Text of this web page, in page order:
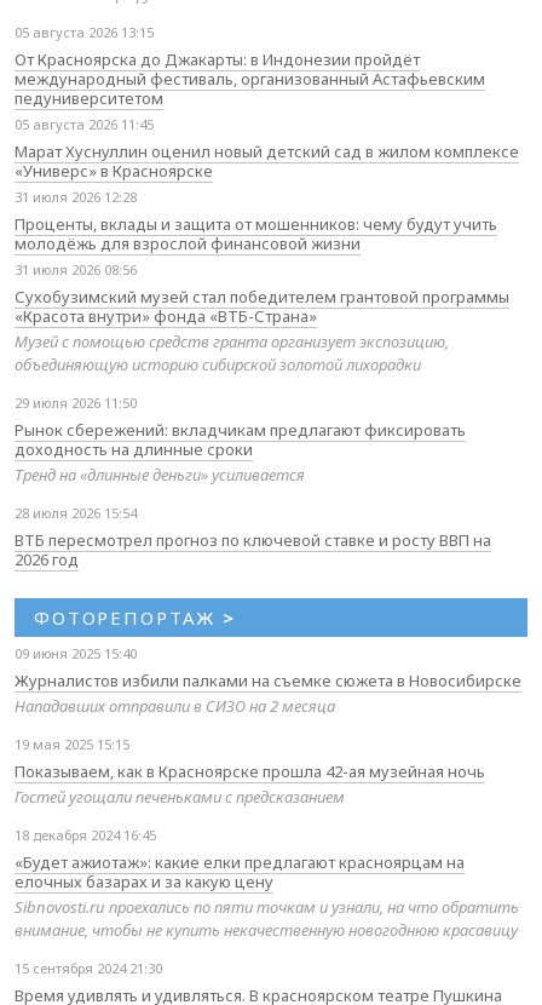
05 августа 2026 13:15
От Красноярска до Джакарты: в Индонезии пройдёт
международный фестиваль, организованный Астафьевским
педуниверситетом
05 августа 2026 11:45
Марат Хуснуллин оценил новый детский сад в жилом комплексе
«Универс» в Красноярске
31 июля 2026 12:28
Проценты, вклады и защита от мошенников: чему будут учить
молодёжь для взрослой финансовой жизни
31 июля 2026 08:56
Сухобузимский музей стал победителем грантовой программы
«Красота внутри» фонда «ВТБ-Страна»
Музей с помощью средств гранта организует экспозицию,
объединяющую историю сибирской золотой лихорадки
29 июля 2026 11:50
Рынок сбережений: вкладчикам предлагают фиксировать
доходность на длинные сроки
Тренд на «длинные деньги» усиливается
28 июля 2026 15:54
ВТБ пересмотрел прогноз по ключевой ставке и росту ВВП на
2026 год
ФОТОРЕПОРТАЖ >
09 июня 2025 15:40
Журналистов избили палками на съемке сюжета в Новосибирске
Нападавших отправили в СИЗО на 2 месяца
19 мая 2025 15:15
Показываем, как в Красноярске прошла 42-ая музейная ночь
Гостей угощали печеньками с предсказанием
18 декабря 2024 16:45
«Будет ажиотаж»: какие елки предлагают красноярцам на
елочных базарах и за какую цену
Sibnovosti.ru проехались по пяти точкам и узнали, на что обратить
внимание, чтобы не купить некачественную новогоднюю красавицу
15 сентября 2024 21:30
Время удивлять и удивляться. В красноярском театре Пушкина